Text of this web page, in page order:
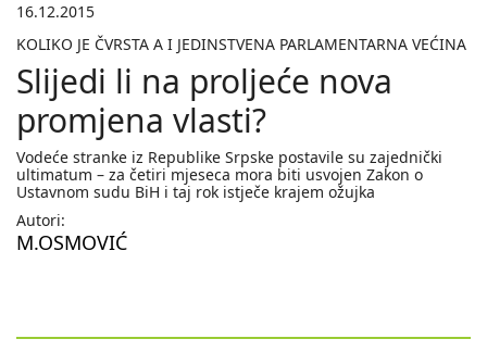
16.12.2015
KOLIKO JE ČVRSTA A I JEDINSTVENA PARLAMENTARNA VEĆINA
Slijedi li na proljeće nova
promjena vlasti?
Vodeće stranke iz Republike Srpske postavile su zajednički
ultimatum – za četiri mjeseca mora biti usvojen Zakon o
Ustavnom sudu BiH i taj rok istječe krajem ožujka
Autori:
M.OSMOVIĆ